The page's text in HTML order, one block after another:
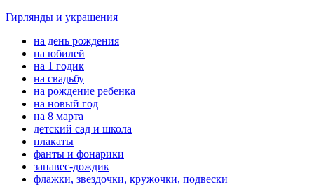
Гирлянды и украшения
на день рождения
на юбилей
на 1 годик
на свадьбу
на рождение ребенка
на новый год
на 8 марта
детский сад и школа
плакаты
фанты и фонарики
занавес-дождик
флажки, звездочки, кружочки, подвески